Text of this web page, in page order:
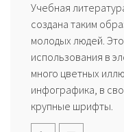
Учебная
создана таким
молодых людей.
использования в
много цветных
инфографика, в
крупные шрифты.